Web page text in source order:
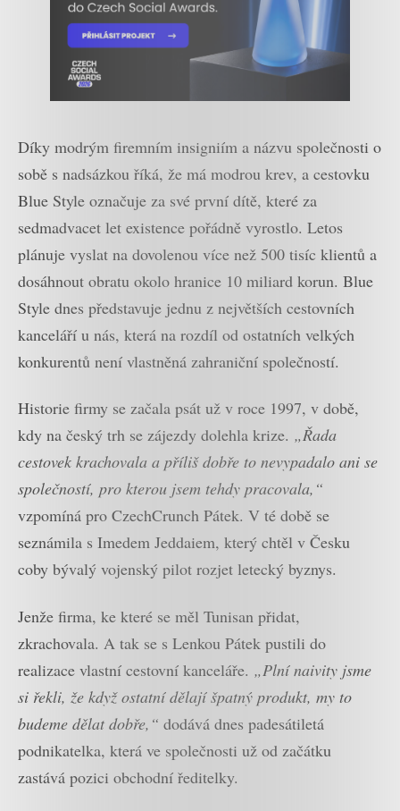
Díky modrým firemním insigniím a názvu společnosti o
sobě s nadsázkou říká, že má modrou krev, a cestovku
Blue Style označuje za své první dítě, které za
sedmadvacet let existence pořádně vyrostlo. Letos
plánuje vyslat na dovolenou více než 500 tisíc klientů a
dosáhnout obratu okolo hranice 10 miliard korun. Blue
Style dnes představuje jednu z největších cestovních
kanceláří u nás, která na rozdíl od ostatních velkých
konkurentů není vlastněná zahraniční společností.
Historie firmy se začala psát už v roce 1997, v době,
kdy na český trh se zájezdy dolehla krize. „Řada
cestovek krachovala a příliš dobře to nevypadalo ani se
společností, pro kterou jsem tehdy pracovala,“
vzpomíná pro CzechCrunch Pátek. V té době se
seznámila s Imedem Jeddaiem, který chtěl v Česku
coby bývalý vojenský pilot rozjet letecký byznys.
Jenže firma, ke které se měl Tunisan přidat,
zkrachovala. A tak se s Lenkou Pátek pustili do
realizace vlastní cestovní kanceláře. „Plní naivity jsme
si řekli, že když ostatní dělají špatný produkt, my to
budeme dělat dobře,“ dodává dnes padesátiletá
podnikatelka, která ve společnosti už od začátku
zastává pozici obchodní ředitelky.